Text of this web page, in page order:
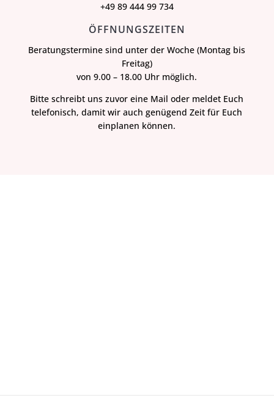
+49 89 444 99 734
ÖFFNUNGSZEITEN
Beratungstermine sind unter der Woche (Montag bis
Freitag)
von 9.00 – 18.00 Uhr möglich.
Bitte schreibt uns zuvor eine Mail oder meldet Euch
telefonisch, damit wir auch genügend Zeit für Euch
einplanen können.